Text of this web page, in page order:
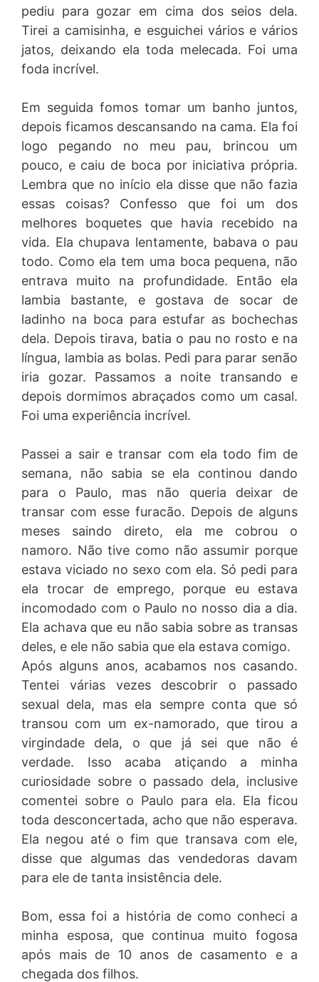
pediu para gozar em cima dos seios dela.
Tirei a camisinha, e esguichei vários e vários
jatos, deixando ela toda melecada. Foi uma
foda incrível.
Em seguida fomos tomar um banho juntos,
depois ficamos descansando na cama. Ela foi
logo pegando no meu pau, brincou um
pouco, e caiu de boca por iniciativa própria.
Lembra que no início ela disse que não fazia
essas coisas? Confesso que foi um dos
melhores boquetes que havia recebido na
vida. Ela chupava lentamente, babava o pau
todo. Como ela tem uma boca pequena, não
entrava muito na profundidade. Então ela
lambia bastante, e gostava de socar de
ladinho na boca para estufar as bochechas
dela. Depois tirava, batia o pau no rosto e na
língua, lambia as bolas. Pedi para parar senão
iria gozar. Passamos a noite transando e
depois dormimos abraçados como um casal.
Foi uma experiência incrível.
Passei a sair e transar com ela todo fim de
semana, não sabia se ela continou dando
para o Paulo, mas não queria deixar de
transar com esse furacão. Depois de alguns
meses saindo direto, ela me cobrou o
namoro. Não tive como não assumir porque
estava viciado no sexo com ela. Só pedi para
ela trocar de emprego, porque eu estava
incomodado com o Paulo no nosso dia a dia.
Ela achava que eu não sabia sobre as transas
deles, e ele não sabia que ela estava comigo.
Após alguns anos, acabamos nos casando.
Tentei várias vezes descobrir o passado
sexual dela, mas ela sempre conta que só
transou com um ex-namorado, que tirou a
virgindade dela, o que já sei que não é
verdade. Isso acaba atiçando a minha
curiosidade sobre o passado dela, inclusive
comentei sobre o Paulo para ela. Ela ficou
toda desconcertada, acho que não esperava.
Ela negou até o fim que transava com ele,
disse que algumas das vendedoras davam
para ele de tanta insistência dele.
Bom, essa foi a história de como conheci a
minha esposa, que continua muito fogosa
após mais de 10 anos de casamento e a
chegada dos filhos.